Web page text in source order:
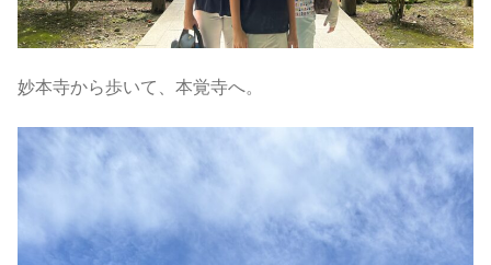
妙本寺から歩いて、本覚寺へ。